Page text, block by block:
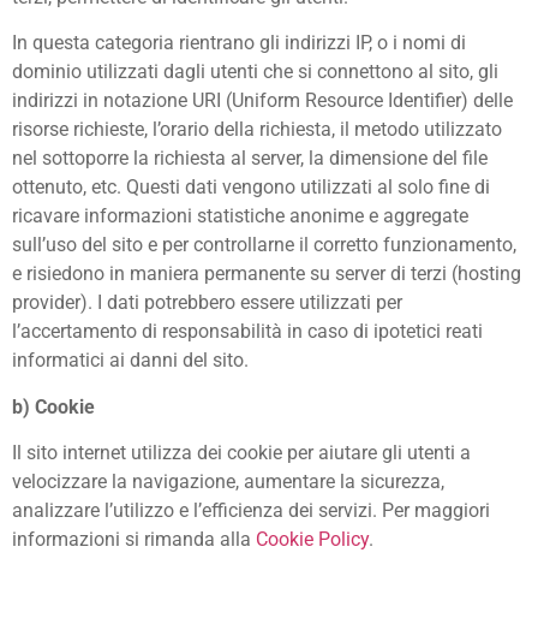
In questa categoria rientrano gli indirizzi IP, o i nomi di
dominio utilizzati dagli utenti che si connettono al sito, gli
indirizzi in notazione URI (Uniform Resource Identifier) delle
risorse richieste, l’orario della richiesta, il metodo utilizzato
nel sottoporre la richiesta al server, la dimensione del file
ottenuto, etc. Questi dati vengono utilizzati al solo fine di
ricavare informazioni statistiche anonime e aggregate
sull’uso del sito e per controllarne il corretto funzionamento,
e risiedono in maniera permanente su server di terzi (hosting
provider). I dati potrebbero essere utilizzati per
l’accertamento di responsabilità in caso di ipotetici reati
informatici ai danni del sito.
b) Cookie
Il sito internet utilizza dei cookie per aiutare gli utenti a
velocizzare la navigazione, aumentare la sicurezza,
analizzare l’utilizzo e l’efficienza dei servizi. Per maggiori
informazioni si rimanda alla Cookie Policy.